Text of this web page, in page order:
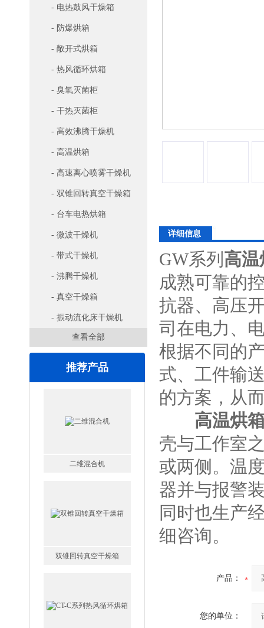
- 电热鼓风干燥箱
- 防爆烘箱
- 敞开式烘箱
- 热风循环烘箱
- 臭氧灭菌柜
- 干热灭菌柜
- 高效沸腾干燥机
- 高温烘箱
- 高速离心喷雾干燥机
- 双锥回转真空干燥箱
- 台车电热烘箱
- 微波干燥机
- 带式干燥机
- 沸腾干燥机
- 真空干燥箱
- 振动流化床干燥机
查看全部
推荐产品
二维混合机
双锥回转真空干燥箱
详细信息
GW系列 高温
成熟可靠的
抗器、高压
司在电力、
根据不同的
式、工件输
的方案，从
高温烘
壳与工作室
或两侧。温
器并与报警
同时也生产
细咨询。
产品：
您的单位：